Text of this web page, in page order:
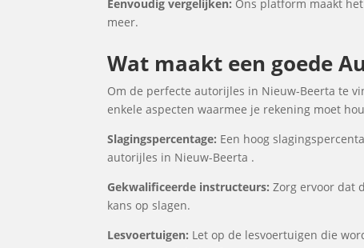
Eenvoudig vergelijken: Ons platform maakt
meer.
Wat maakt een goede
Om de perfecte autorijles in Nieuw-Beerta te
enkele aspecten waarmee je rekening moet
Slagingspercentage: Een hoog
autorijles in Nieuw-Beerta .
Gekwalificeerde instructeurs: Zorg ervoor dat
kans op slagen.
Lesvoertuigen: Let op de lesvoertuigen die